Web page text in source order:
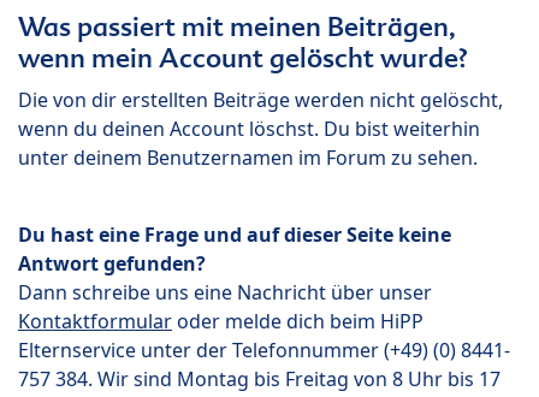
Was passiert mit meinen Beiträgen,
wenn mein Account gelöscht wurde?
Die von dir erstellten Beiträge werden nicht gelöscht,
wenn du deinen Account löschst. Du bist weiterhin
unter deinem Benutzernamen im Forum zu sehen.
Du hast eine Frage und auf dieser Seite keine
Antwort gefunden?
Dann schreibe uns eine Nachricht über unser
Kontaktformularoder melde dich beim HiPP
Elternservice unter der Telefonnummer (+49) (0) 8441-
757 384. Wir sind Montag bis Freitag von 8 Uhr bis 17